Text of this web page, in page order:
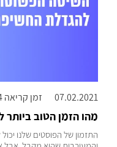
07.02.2021 זמן קריאה 4 דק'
מהו הזמן הטוב
התזמון של הפוסטים שלנו